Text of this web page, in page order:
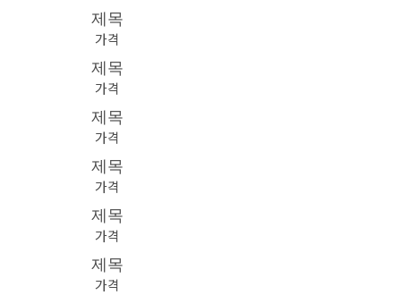
제목
가격
제목
가격
제목
가격
제목
가격
제목
가격
제목
가격